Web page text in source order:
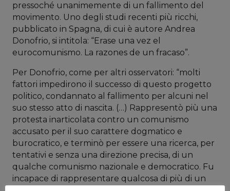
pressoché unanimemente di un fallimento del
movimento. Uno degli studi recenti più ricchi,
pubblicato in Spagna, di cui è autore Andrea
Donofrio, si intitola: “Erase una vez el
eurocomunismo. La razones de un fracaso”.
Per Donofrio, come per altri osservatori: “molti
fattori impedirono il successo di questo progetto
politico, condannato al fallimento per alcuni nel
suo stesso atto di nascita. (…) Rappresentò più una
protesta inarticolata contro un comunismo
accusato per il suo carattere dogmatico e
burocratico, e terminò per essere una ricerca, per
tentativi e senza una direzione precisa, di un
qualche comunismo nazionale e democratico. Fu
incapace di rappresentare qualcosa di più di un